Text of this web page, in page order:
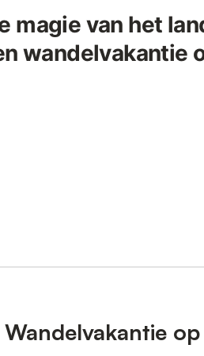
magie van het
wandelvakantie